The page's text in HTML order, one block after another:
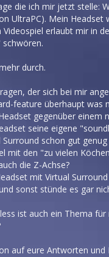
die ich mir jetzt stelle:
UltraPC). Mein
Videospiel erlaubt mir in
schwören.
durch.
der sich bei mir
feature überhaupt was
gegenüber einem
seine eigene
schon gut
mit den "zu vielen
die Z-Achse?
mit Virtual
sonst stünde es gar
ist auch ein Thema
auf eure Antworten und